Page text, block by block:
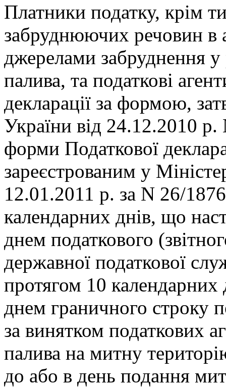
Платники податку, крім
забруднюючих речовин в
джерелами забруднення
палива, та податкові
декларації за формою,
України від 24.12.2010
форми Податкової
зареєстрованим у
12.01.2011 р. за N 26/
календарних днів, що
днем податкового
державної податкової
протягом 10 календарних
днем граничного строку
за винятком податкових
палива на митну
до або в день подання